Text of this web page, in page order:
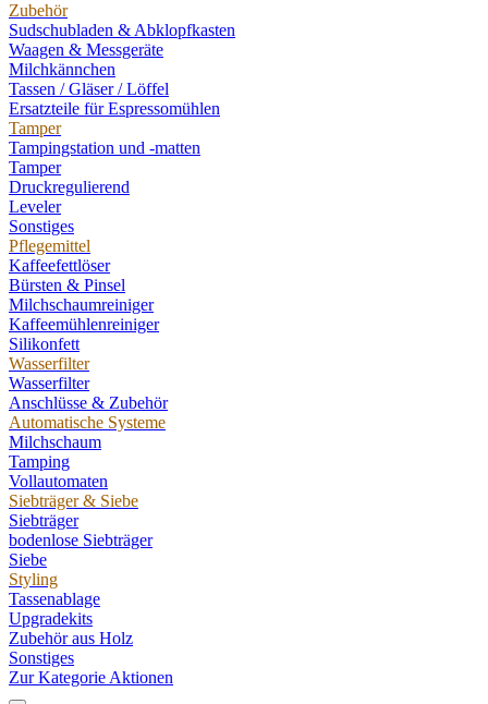
Zubehör
Sudschubladen & Abklopfkasten
Waagen & Messgeräte
Milchkännchen
Tassen / Gläser / Löffel
Ersatzteile für Espressomühlen
Tamper
Tampingstation und -matten
Tamper
Druckregulierend
Leveler
Sonstiges
Pflegemittel
Kaffeefettlöser
Bürsten & Pinsel
Milchschaumreiniger
Kaffeemühlenreiniger
Silikonfett
Wasserfilter
Wasserfilter
Anschlüsse & Zubehör
Automatische Systeme
Milchschaum
Tamping
Vollautomaten
Siebträger & Siebe
Siebträger
bodenlose Siebträger
Siebe
Styling
Tassenablage
Upgradekits
Zubehör aus Holz
Sonstiges
Zur Kategorie Aktionen